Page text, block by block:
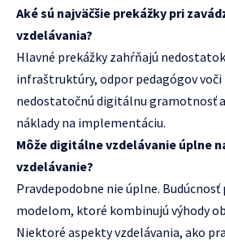
Aké sú najväčšie prekážky pri
vzdelávania?
Hlavné prekážky zahŕňajú
infraštruktúry, odpor pedagógov voči
nedostatočnú digitálnu gramotnosť
náklady na implementáciu.
Môže digitálne vzdelávanie úplne
vzdelávanie?
Pravdepodobne nie úplne.
modelom, ktoré kombinujú výhody
Niektoré aspekty vzdelávania, ako